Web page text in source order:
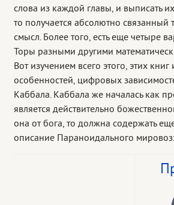
слова из каждой главы, и выписать
то получается абсолютно связанный
смысл. Более того, есть еще четыре
Торы разными другими
Вот изучением всего этого, этих книг
особенностей, цифровых
Каббала. Каббала же началась как
является действительно
она от бога, то должна содержать
описание Параноидального